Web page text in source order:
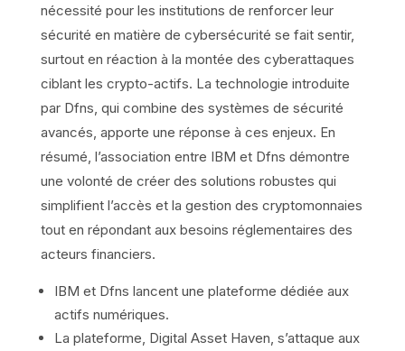
nécessité pour les institutions de renforcer leur
sécurité en matière de cybersécurité se fait sentir,
surtout en réaction à la montée des cyberattaques
ciblant les crypto-actifs. La technologie introduite
par Dfns, qui combine des systèmes de sécurité
avancés, apporte une réponse à ces enjeux. En
résumé, l’association entre IBM et Dfns démontre
une volonté de créer des solutions robustes qui
simplifient l’accès et la gestion des cryptomonnaies
tout en répondant aux besoins réglementaires des
acteurs financiers.
IBM et Dfns lancent une plateforme dédiée aux
actifs numériques.
La plateforme, Digital Asset Haven, s’attaque aux